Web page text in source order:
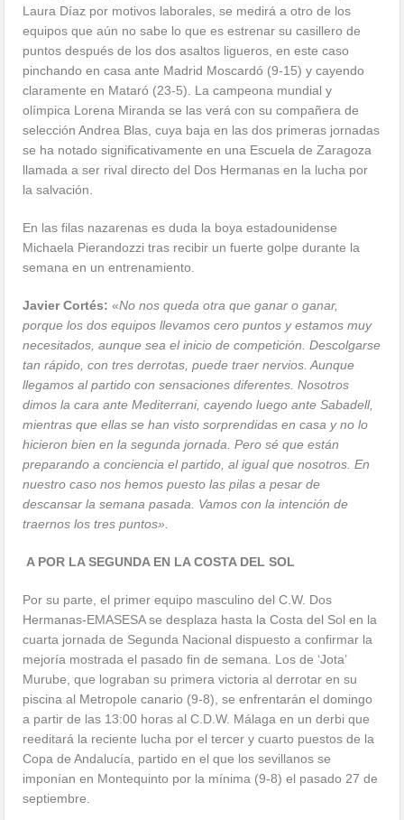
Laura Díaz por motivos laborales, se medirá a otro de los
equipos que aún no sabe lo que es estrenar su casillero de
puntos después de los dos asaltos ligueros, en este caso
pinchando en casa ante Madrid Moscardó (9-15) y cayendo
claramente en Mataró (23-5). La campeona mundial y
olímpica Lorena Miranda se las verá con su compañera de
selección Andrea Blas, cuya baja en las dos primeras jornadas
se ha notado significativamente en una Escuela de Zaragoza
llamada a ser rival directo del Dos Hermanas en la lucha por
la salvación.
En las filas nazarenas es duda la boya estadounidense
Michaela Pierandozzi tras recibir un fuerte golpe durante la
semana en un entrenamiento.
Javier Cortés:«No nos queda otra que ganar o ganar,
porque los dos equipos llevamos cero puntos y estamos muy
necesitados, aunque sea el inicio de competición. Descolgarse
tan rápido, con tres derrotas, puede traer nervios. Aunque
llegamos al partido con sensaciones diferentes. Nosotros
dimos la cara ante Mediterrani, cayendo luego ante Sabadell,
mientras que ellas se han visto sorprendidas en casa y no lo
hicieron bien en la segunda jornada. Pero sé que están
preparando a conciencia el partido, al igual que nosotros. En
nuestro caso nos hemos puesto las pilas a pesar de
descansar la semana pasada. Vamos con la intención de
traernos los tres puntos».
A POR LA SEGUNDA EN LA COSTA DEL SOL
Por su parte, el primer equipo masculino del C.W. Dos
Hermanas-EMASESA se desplaza hasta la Costa del Sol en la
cuarta jornada de Segunda Nacional dispuesto a confirmar la
mejoría mostrada el pasado fin de semana. Los de ‘Jota’
Murube, que lograban su primera victoria al derrotar en su
piscina al Metropole canario (9-8), se enfrentarán el domingo
a partir de las 13:00 horas al C.D.W. Málaga en un derbi que
reeditará la reciente lucha por el tercer y cuarto puestos de la
Copa de Andalucía, partido en el que los sevillanos se
imponían en Montequinto por la mínima (9-8) el pasado 27 de
septiembre.